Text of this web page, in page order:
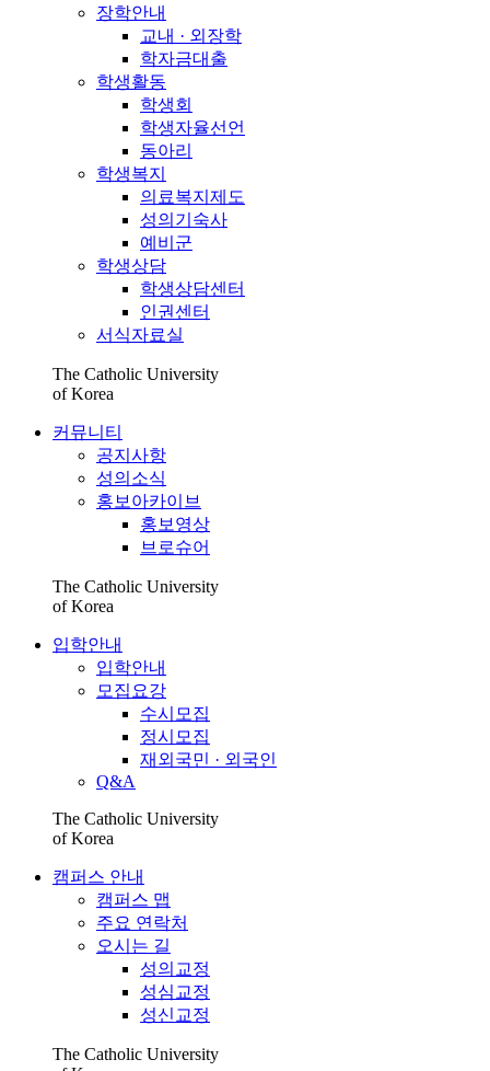
장학안내
교내 · 외장학
학자금대출
학생활동
학생회
학생자율선언
동아리
학생복지
의료복지제도
성의기숙사
예비군
학생상담
학생상담센터
인권센터
서식자료실
The Catholic University
of Korea
커뮤니티
공지사항
성의소식
홍보아카이브
홍보영상
브로슈어
The Catholic University
of Korea
입학안내
입학안내
모집요강
수시모집
정시모집
재외국민 · 외국인
Q&A
The Catholic University
of Korea
캠퍼스 안내
캠퍼스 맵
주요 연락처
오시는 길
성의교정
성심교정
성신교정
The Catholic University